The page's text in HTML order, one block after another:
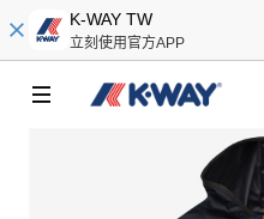
K-WAY TW
立刻使用官方APP